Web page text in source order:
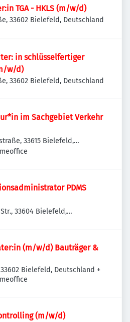
TGA - HKLS (m/w/d)
33602 Bielefeld, Deutschland
in schlüsselfertiger
w/d)
33602 Bielefeld, Deutschland
im Sachgebiet Verkehr
33615 Bielefeld,
PDMS
33604 Bielefeld,
(m/w/d) Bauträger &
Bielefeld, Deutschland +
(m/w/d)